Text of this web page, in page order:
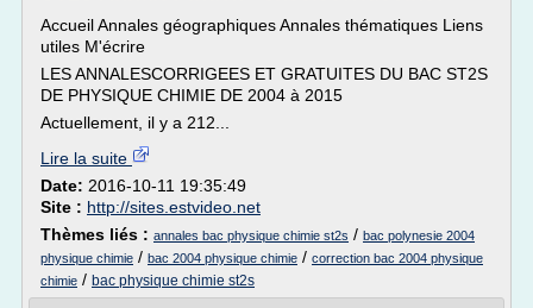
Accueil Annales géographiques Annales thématiques Liens
utiles M'écrire
LES ANNALESCORRIGEES ET GRATUITES DU BAC ST2S
DE PHYSIQUE CHIMIE DE 2004 à 2015
Actuellement, il y a 212...
Lire la suite
Date: 2016-10-11 19:35:49
Site : http://sites.estvideo.net
Thèmes liés : annales bac physique chimie st2s / bac polynesie 2004
physique chimie / bac 2004 physique chimie / correction bac 2004 physique
chimie / bac physique chimie st2s